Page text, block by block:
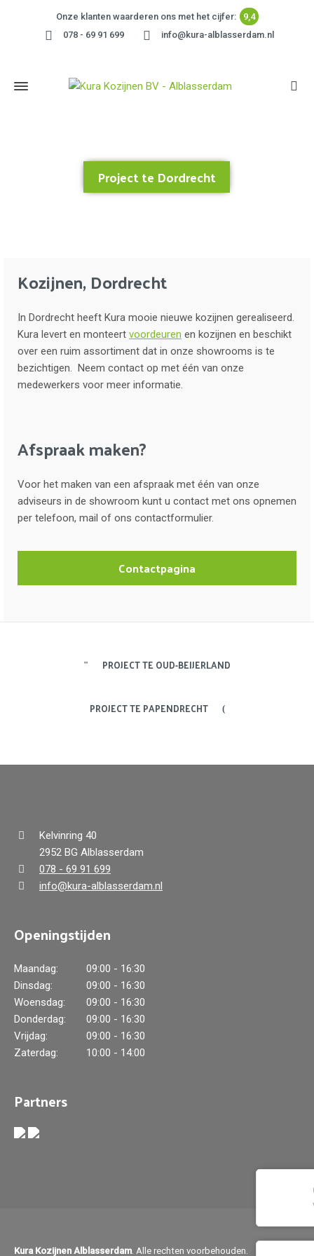
Onze klanten waarderen ons met het cijfer:
9,4
078 - 69 91 699
info@kura-alblasserdam.nl
Project te Dordrecht
Kozijnen, Dordrecht
In Dordrecht heeft Kura mooie nieuwe kozijnen gerealiseerd.
Kura levert en monteert voordeuren en kozijnen en beschikt
over een ruim assortiment dat in onze showrooms is te
bezichtigen. Neem contact op met één van onze
medewerkers voor meer informatie.
Afspraak maken?
Voor het maken van een afspraak met één van onze
adviseurs in de showroom kunt u contact met ons opnemen
per telefoon, mail of ons contactformulier.
Contactpagina
PROJECT TE OUD-BEIJERLAND
PROJECT TE PAPENDRECHT
Kelvinring 40
2952 BG Alblasserdam
078 - 69 91 699
info@kura-alblasserdam.nl
Openingstijden
Maandag:
09:00 - 16:30
Dinsdag:
09:00 - 16:30
Woensdag:
09:00 - 16:30
Donderdag:
09:00 - 16:30
Vrijdag:
09:00 - 16:30
Zaterdag:
10:00 - 14:00
Partners
Kura Kozijnen Alblasserdam. Alle rechten voorbehouden.